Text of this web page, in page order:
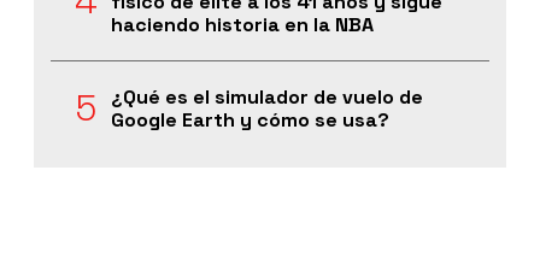
haciendo historia en la NBA
¿Qué es el simulador de vuelo de
Google Earth y cómo se usa?